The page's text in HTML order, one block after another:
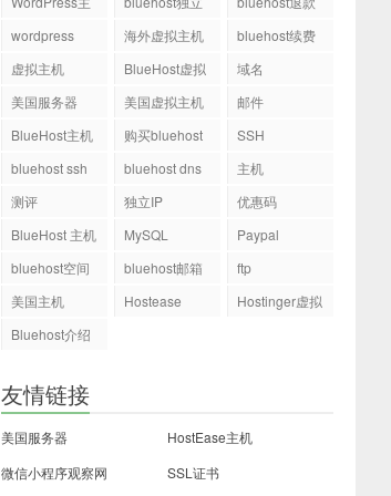
wordpress
海外虚拟主机
bluehost续费
虚拟主机
BlueHost虚拟
域名
美国服务器
美国虚拟主机
邮件
BlueHost主机
购买bluehost
SSH
bluehost ssh
bluehost dns
主机
测评
独立IP
优惠码
BlueHost 主机
MySQL
Paypal
bluehost空间
bluehost邮箱
ftp
美国主机
Hostease
Hostinger虚拟
Bluehost介绍
友情链接
美国服务器
HostEase主机
微信小程序观察网
SSL证书